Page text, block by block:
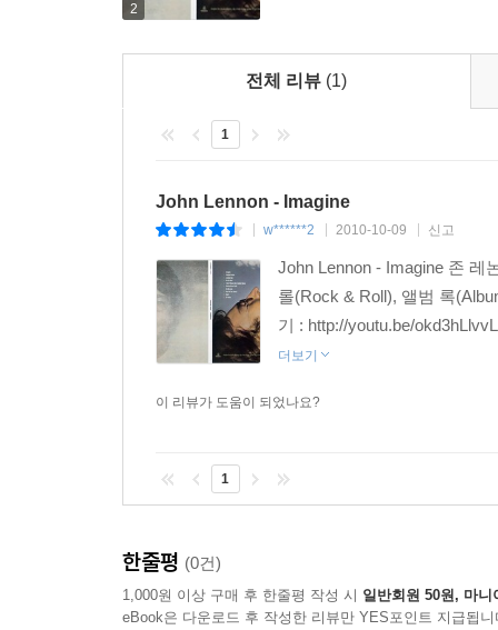
2
전체 리뷰 (1)
1
John Lennon - Imagine
w******2 2010-10-09 신고
John Lennon - Imagine 존 레
롤(Rock & Roll), 앨범 록
기 : http://youtu.be/
더보기
이 리뷰가 도움이 되었나요?
1
한줄평 (0건)
1,000원 이상 구매 후 한줄평 작성 시 일반회원 50원, 마니
eBook은 다운로드 후 작성한 리뷰만 YES포인트 지급됩니